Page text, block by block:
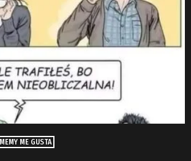
MEMY ME GUSTA